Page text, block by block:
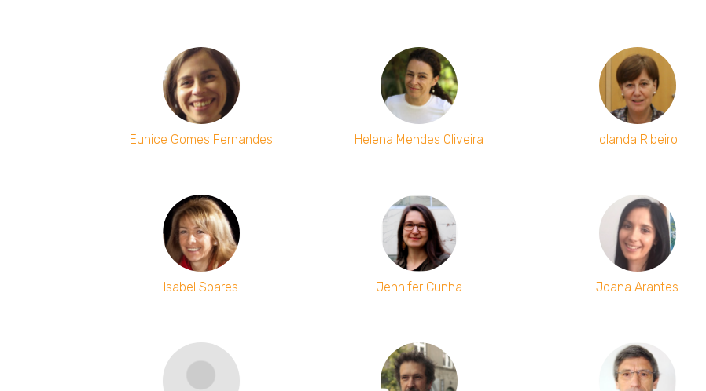
Eunice Gomes Fernandes Helena Mendes Oliveira Iolanda Ribeiro
Isabel Soares Jennifer Cunha Joana Arantes